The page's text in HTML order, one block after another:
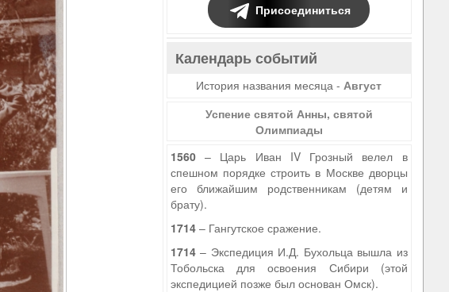
Присоединиться
Календарь событий
История названия месяца -Август
Успение святой Анны, святой
Олимпиады
1560– Царь Иван IV Грозный велел в
спешном порядке строить в Москве дворцы
его ближайшим родственникам (детям и
брату).
1714– Гангутское сражение.
1714– Экспедиция И.Д. Бухольца вышла из
Тобольска для освоения Сибири (этой
экспедицией позже был основан Омск).